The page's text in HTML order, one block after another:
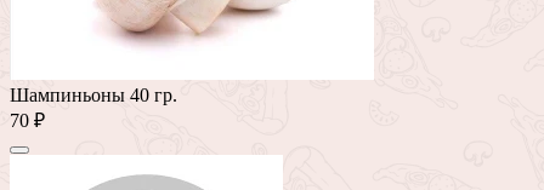
Шампиньоны 40 гр.
70 ₽